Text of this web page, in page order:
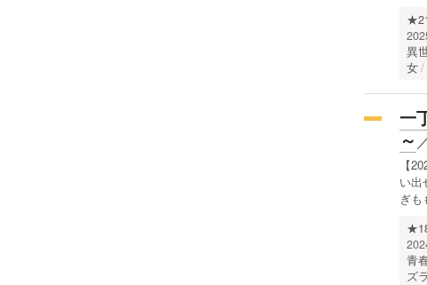
異
女
一
～
【
い出
ぎ
青
ズ